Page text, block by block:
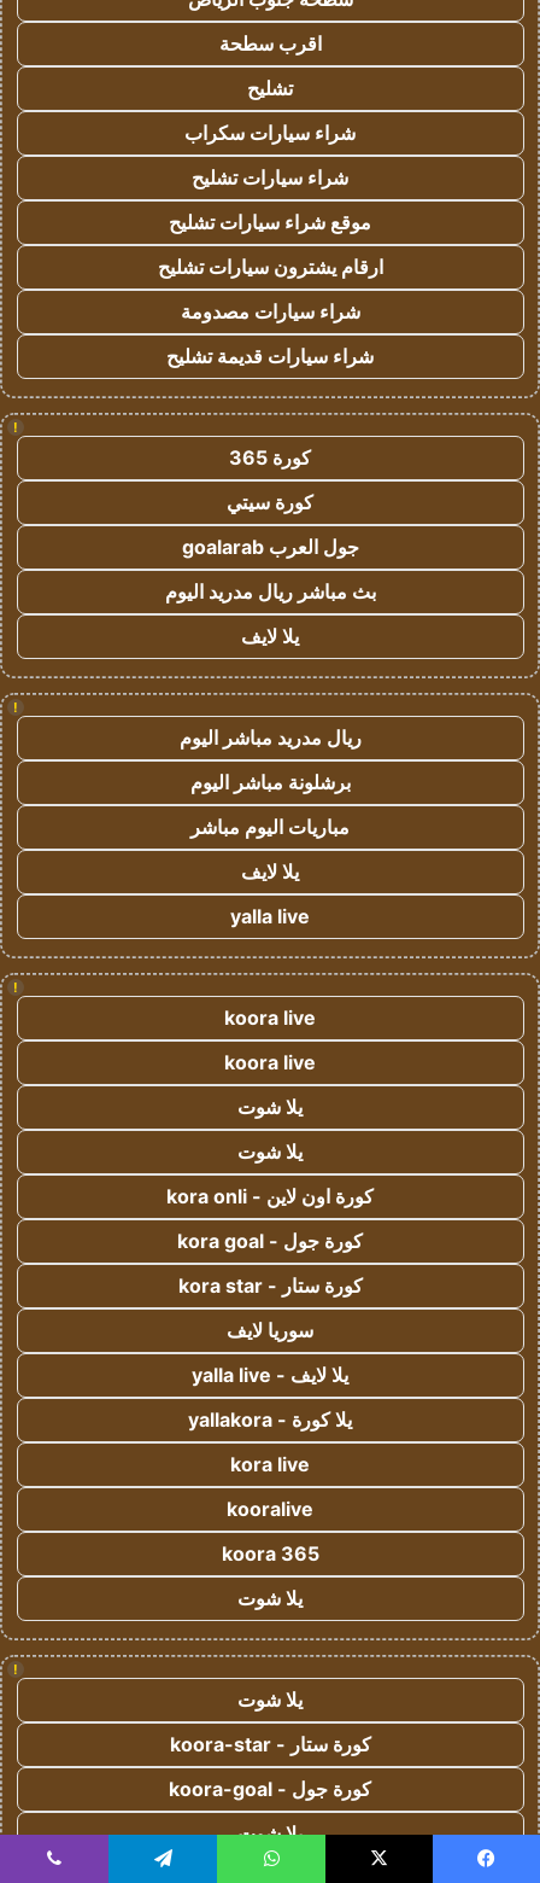
اقرب سطحة
تشليح
شراء سيارات سكراب
شراء سيارات تشليح
موقع شراء سيارات تشليح
ارقام يشترون سيارات تشليح
شراء سيارات مصدومة
شراء سيارات قديمة تشليح
!
كورة 365
كورة سيتي
جول العرب goalarab
بث مباشر ريال مدريد اليوم
يلا لايف
!
ريال مدريد مباشر اليوم
برشلونة مباشر اليوم
مباريات اليوم مباشر
يلا لايف
yalla live
!
koora live
koora live
يلا شوت
يلا شوت
كورة اون لاين - kora onli
كورة جول - kora goal
كورة ستار - kora star
سوريا لايف
يلا لايف - yalla live
يلا كورة - yallakora
kora live
kooralive
koora 365
يلا شوت
!
يلا شوت
كورة ستار - koora-star
كورة جول - koora-goal
يلا شوت